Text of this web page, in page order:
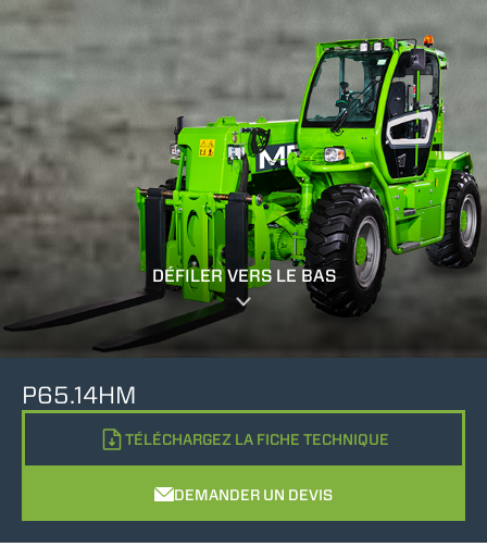
DÉFILER VERS LE BAS
P65.14HM
TÉLÉCHARGEZ LA FICHE TECHNIQUE
DEMANDER UN DEVIS